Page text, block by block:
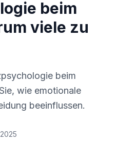
beim
viele zu
beim
wie emotionale
beeinflussen.